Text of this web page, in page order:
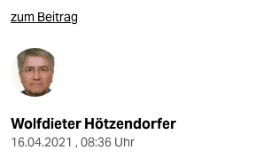
zum Beitrag
Wolfdieter Hötzendorfer
16.04.2021 , 08:36 Uhr